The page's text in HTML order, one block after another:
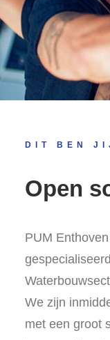
DIT BEN
Open
PUM
We zijn
met een groot